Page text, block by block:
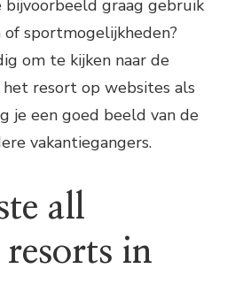
graag gebruik
of sportmogelijkheden?
om te kijken naar de
resort op websites als
je een goed beeld van de
vakantiegangers.
all
in